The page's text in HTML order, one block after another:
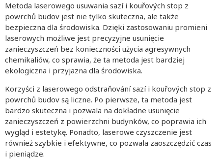
Metoda laserowego usuwania sazí i kouřových stop z
powrchů budov jest nie tylko skuteczna, ale także
bezpieczna dla środowiska. Dzięki zastosowaniu promieni
laserowych możliwe jest precyzyjne usunięcie
zanieczyszczeń bez konieczności użycia agresywnych
chemikaliów, co sprawia, że ta metoda jest bardziej
ekologiczna i przyjazna dla środowiska.
Korzyści z laserowego odstraňování sazí i kouřových stop z
powrchů budov są liczne. Po pierwsze, ta metoda jest
bardzo skuteczna i pozwala na dokładne usunięcie
zanieczyszczeń z powierzchni budynków, co poprawia ich
wygląd i estetykę. Ponadto, laserowe czyszczenie jest
również szybkie i efektywne, co pozwala zaoszczędzić czas
i pieniądze.